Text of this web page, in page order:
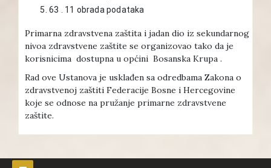
63 . 11 obrada podataka
Primarna zdravstvena zaštita i jadan dio iz sekundarnog
nivoa zdravstvene zaštite se organizovao tako da je
korisnicima dostupna u općini Bosanska Krupa .
Rad ove Ustanova je usklađen sa odredbama Zakona o
zdravstvenoj zaštiti Federacije Bosne i Hercegovine
koje se odnose na pružanje primarne zdravstvene
zaštite.